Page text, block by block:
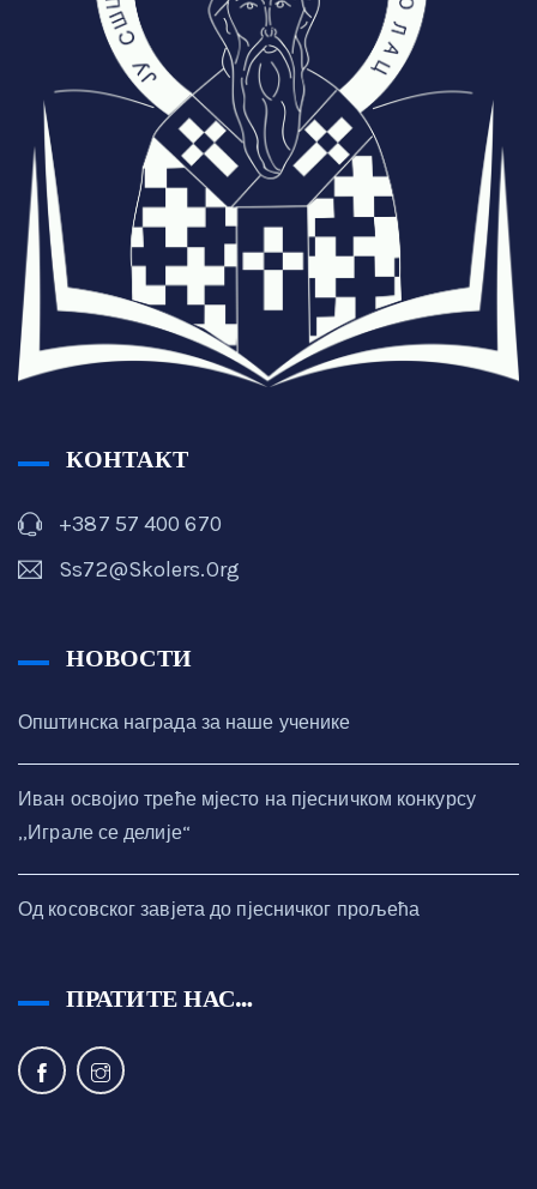
КОНТАКТ
+387 57 400 670
Ss72@skolers.org
НОВОСТИ
Општинска награда за наше ученике
Иван освојио треће мјесто на пјесничком конкурсу
,,Играле се делије“
Од косовског завјета до пјесничког прољећа
ПРАТИТЕ НАС…